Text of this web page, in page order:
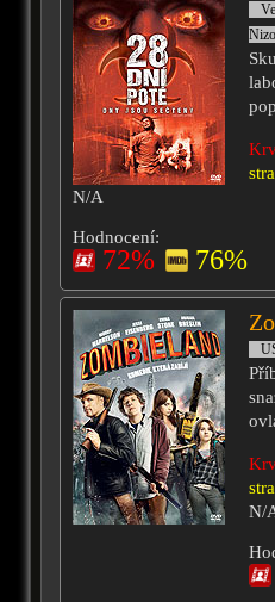
N/A
Hodnocení:
72% 76%
N/